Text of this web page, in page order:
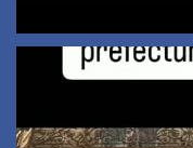
Quelle est